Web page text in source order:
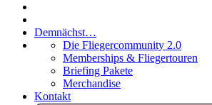
Demnächst…
Die Fliegercommunity 2.0
Memberships & Fliegertouren
Briefing Pakete
Merchandise
Kontakt